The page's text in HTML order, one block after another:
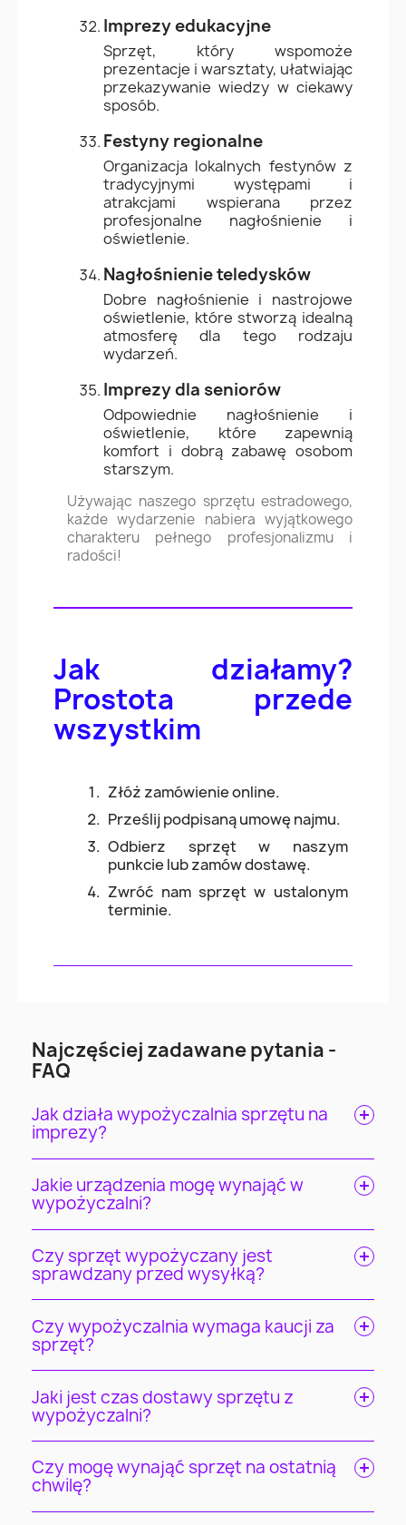
Imprezy edukacyjne
Sprzęt, który wspomoże
prezentacje i warsztaty, ułatwiając
przekazywanie wiedzy w ciekawy
sposób.
Festyny regionalne
Organizacja lokalnych festynów z
tradycyjnymi występami i
atrakcjami wspierana przez
profesjonalne nagłośnienie i
oświetlenie.
Nagłośnienie teledysków
Dobre nagłośnienie i nastrojowe
oświetlenie, które stworzą idealną
atmosferę dla tego rodzaju
wydarzeń.
Imprezy dla seniorów
Odpowiednie nagłośnienie i
oświetlenie, które zapewnią
komfort i dobrą zabawę osobom
starszym.
Używając naszego sprzętu estradowego,
każde wydarzenie nabiera wyjątkowego
charakteru pełnego profesjonalizmu i
radości!
Jak działamy?
Prostota przede
wszystkim
Złóż zamówienie online.
Prześlij podpisaną umowę najmu.
Odbierz sprzęt w naszym
punkcie lub zamów dostawę.
Zwróć nam sprzęt w ustalonym
terminie.
Najczęściej zadawane pytania -
FAQ
Jak działa wypożyczalnia sprzętu na
imprezy?
Jakie urządzenia mogę wynająć w
wypożyczalni?
Czy sprzęt wypożyczany jest
sprawdzany przed wysyłką?
Czy wypożyczalnia wymaga kaucji za
sprzęt?
Jaki jest czas dostawy sprzętu z
wypożyczalni?
Czy mogę wynająć sprzęt na ostatnią
chwilę?